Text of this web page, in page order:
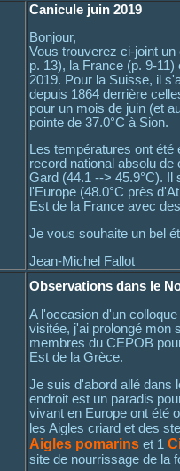
Canicule juin 2019
Bonjour,
Vous trouverez ci-joint
p. 13), la France (p. 9-
2019. Pour la Suisse, il
depuis 1864 derrière
pour un mois de juin (et
pointe de 37.0°C à Sion.
Les températures ont
record national absolu
Gard (44.1 --> 45.9°C). Il
l'Europe (48.0°C près
Est de la France avec
Je vous souhaite un bel
Jean-Michel Fallot
Observations dans le
A l'occasion d'un
visitée, j'ai prolongé mon
membres du CEPOB
Est de la Grèce.
Je suis d'abord allé dans
endroit est un paradis
vivant en Europe ont été
les Aigles criard et des
Aigles pomarinset 1
site de nourrissage de la